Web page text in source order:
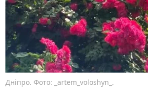
Дніпро. Фото: _artem_voloshyn_.